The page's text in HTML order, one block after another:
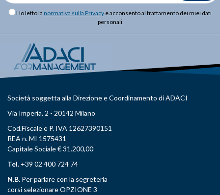
Ho letto la normativa sulla Privacye acconsento al trattamento dei miei dati
personali
Società soggetta alla Direzione e Coordinamento di ADACI
Via Imperia, 2 - 20142 Milano
Cod.Fiscale e P. IVA 12627390151
REA n. MI 1575431
Capitale Sociale € 31.200,00
Tel. +39 02 400 724 74
N.B. Per parlare con la segreteria
corsi selezionare OPZIONE 3